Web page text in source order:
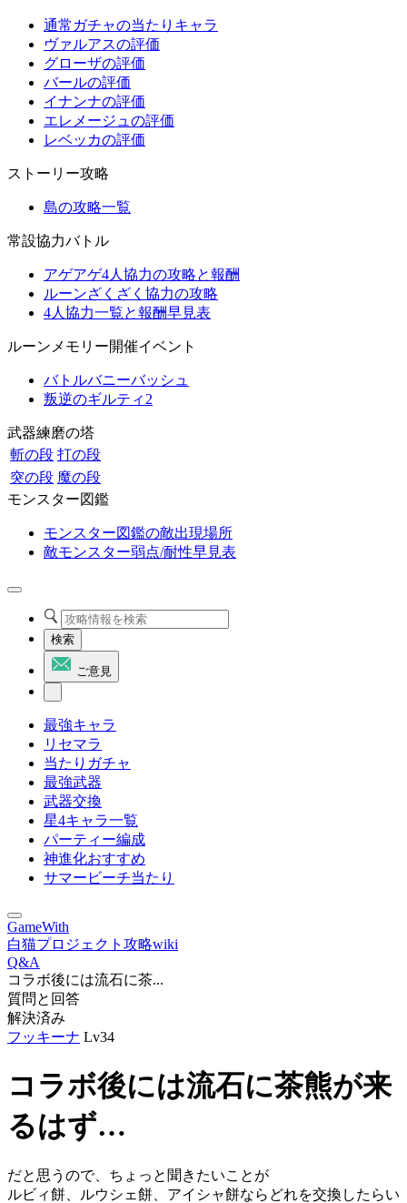
通常ガチャの当たりキャラ
ヴァルアスの評価
グローザの評価
バールの評価
イナンナの評価
エレメージュの評価
レベッカの評価
ストーリー攻略
島の攻略一覧
常設協力バトル
アゲアゲ4人協力の攻略と報酬
ルーンざくざく協力の攻略
4人協力一覧と報酬早見表
ルーンメモリー開催イベント
バトルバニーバッシュ
叛逆のギルティ2
武器練磨の塔
斬の段 打の段
突の段 魔の段
モンスター図鑑
モンスター図鑑の敵出現場所
敵モンスター弱点/耐性早見表
検索
ご意見
最強キャラ
リセマラ
当たりガチャ
最強武器
武器交換
星4キャラ一覧
パーティー編成
神進化おすすめ
サマービーチ当たり
GameWith
白猫プロジェクト攻略wiki
Q&A
コラボ後には流石に茶...
質問と回答
解決済み
フッキーナ Lv34
コラボ後には流石に茶熊が来
るはず…
だと思うので、ちょっと聞きたいことが
ルビィ餅、ルウシェ餅、アイシャ餅ならどれを交換したらい